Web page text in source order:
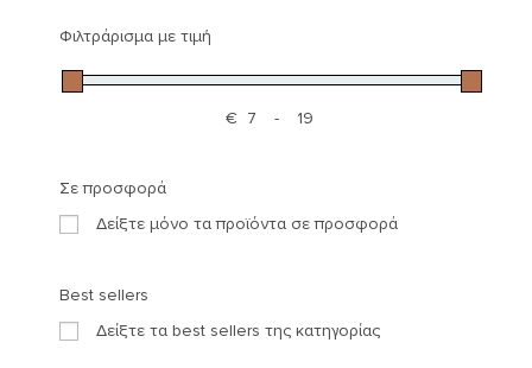
Καθαρισμός Σώματος
Gift Boxes set
Δωροκάρτα
Σκουλαρίκια
Φιλτράρισμα με τιμή
€ -
Σε προσφορά
Δείξτε μόνο τα προϊόντα σε προσφορά
Best sellers
Δείξτε τα best sellers της κατηγορίας